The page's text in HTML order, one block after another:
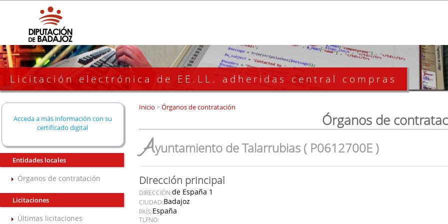
Licitación electrónica de EE.LL. adheridas central compras
Acceda a más información con su
certificado digital
Entidades locales
Órganos de contratación
Licitaciones
Últimas licitaciones
Inicio >Órganos de contratación
Órganos de
Ayuntamiento de Talarrubias ( P0612700E )
Dirección principal
DIRECCIÓN:de España 1
CIUDAD:Badajoz
PAÍS:España
TLFNO: